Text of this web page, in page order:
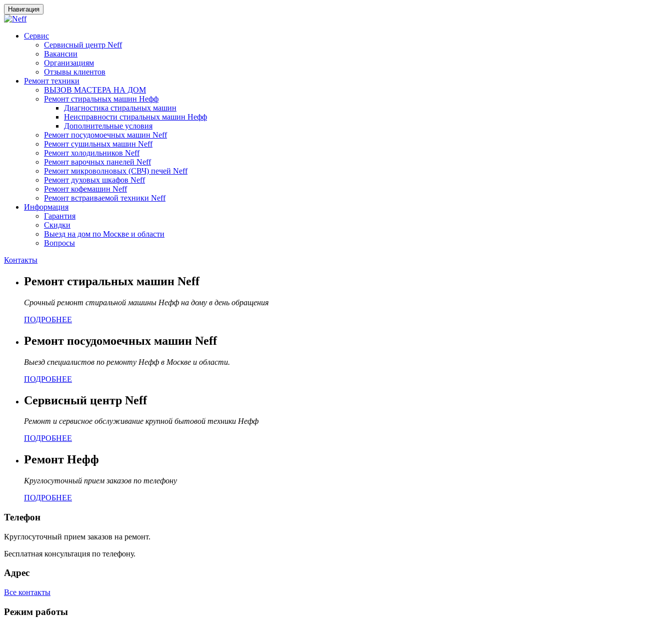
Навигация
Сервис
Сервисный центр Neff
Вакансии
Организациям
Отзывы клиентов
Ремонт техники
ВЫЗОВ МАСТЕРА НА ДОМ
Ремонт стиральных машин Нефф
Диагностика стиральных машин
Неисправности стиральных машин Нефф
Дополнительные условия
Ремонт посудомоечных машин Neff
Ремонт сушильных машин Neff
Ремонт холодильников Neff
Ремонт варочных панелей Neff
Ремонт микроволновых (СВЧ) печей Neff
Ремонт духовых шкафов Neff
Ремонт кофемашин Neff
Ремонт встраиваемой техники Neff
Информация
Гарантия
Скидки
Выезд на дом по Москве и области
Вопросы
Контакты
Ремонт стиральных машин Neff
Срочный ремонт стиральной машины Нефф на дому в день обращения
ПОДРОБНЕЕ
Ремонт посудомоечных машин Neff
Выезд специалистов по ремонту Нефф в Москве и области.
ПОДРОБНЕЕ
Сервисный центр Neff
Ремонт и сервисное обслуживание крупной бытовой техники Нефф
ПОДРОБНЕЕ
Ремонт Нефф
Круглосуточный прием заказов по телефону
ПОДРОБНЕЕ
Телефон
Круглосуточный прием заказов на ремонт.
Бесплатная консультация по телефону.
Адрес
Все контакты
Режим работы